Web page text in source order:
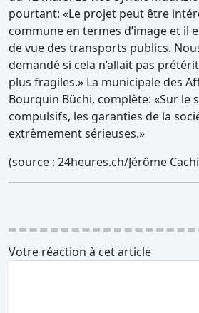
pourtant: «Le projet peut être
commune en termes d’image et il
de vue des transports publics.
demandé si cela n’allait pas
plus fragiles.» La municipale des
Bourquin Büchi, complète: «Sur le
compulsifs, les garanties de la
extrêmement sérieuses.»
(source : 24heures.ch/Jérôme
Votre réaction à cet article